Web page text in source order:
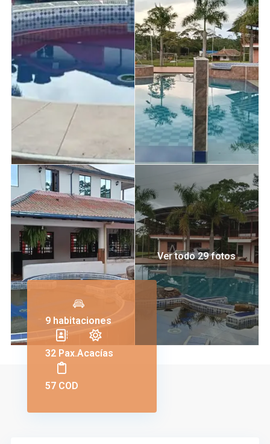
Ver todo 29 fotos
9 habitaciones
32 Pax.Acacías
57 COD